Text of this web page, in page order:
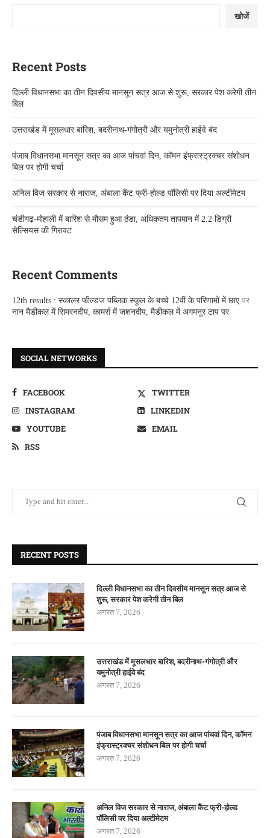
खोजें
Recent Posts
दिल्ली विधानसभा का तीन दिवसीय मानसून सत्र आज से शुरू, सरकार पेश करेगी तीन
बिल
उत्तराखंड में मूसलधार बारिश, बदरीनाथ-गंगोत्री और यमुनोत्री हाईवे बंद
पंजाब विधानसभा मानसून सत्र का आज पांचवां दिन, कॉमन इंफ्रास्ट्रक्चर संशोधन
बिल पर होगी चर्चा
अनिल विज सरकार से नाराज, अंबाला कैंट फ्री-होल्ड पॉलिसी पर दिया अल्टीमेटम
चंडीगढ़-मोहाली में बारिश से मौसम हुआ ठंडा, अधिकतम तापमान में 2.2 डिग्री
सेल्सियस की गिरावट
Recent Comments
12th results : स्कालर फील्डज पब्लिक स्कूल के बच्चे 12वीं के परिणामों में छाएपर
नान मैडीकल में सिमरनदीप, कामर्स में जशनदीप, मैडीकल में अगमनूर टाप पर
SOCIAL NETWORKS
FACEBOOK
TWITTER
INSTAGRAM
LINKEDIN
YOUTUBE
EMAIL
RSS
RECENT POSTS
दिल्ली विधानसभा का तीन दिवसीय मानसून सत्र आज से
शुरू, सरकार पेश करेगी तीन बिल
अगस्त 7, 2026
उत्तराखंड में मूसलधार बारिश, बदरीनाथ-गंगोत्री और
यमुनोत्री हाईवे बंद
अगस्त 7, 2026
पंजाब विधानसभा मानसून सत्र का आज पांचवां दिन, कॉमन
इंफ्रास्ट्रक्चर संशोधन बिल पर होगी चर्चा
अगस्त 7, 2026
अनिल विज सरकार से नाराज, अंबाला कैंट फ्री-होल्ड
पॉलिसी पर दिया अल्टीमेटम
अगस्त 7, 2026